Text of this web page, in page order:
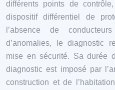
différents points de
dispositif différentiel de
l’absence de
d’anomalies, le diagnostic
mise en sécurité. Sa durée
diagnostic est imposé par
construction et de